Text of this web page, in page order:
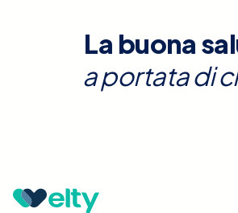
La buona
a portata di